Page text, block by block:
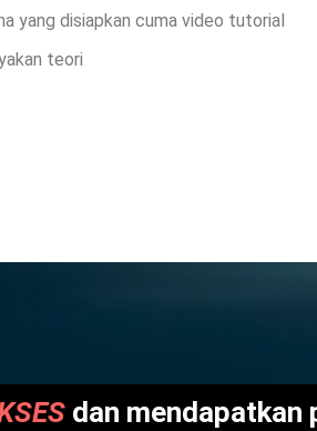
yang disiapkan cuma video tutorial
teori
dan mendapatkan